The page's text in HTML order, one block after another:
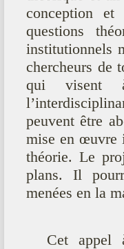
conception
questions
institutionnels
chercheurs de
qui visent
peuvent être
mise en œuvre
théorie. Le
plans. Il
menées en la
Cet appel